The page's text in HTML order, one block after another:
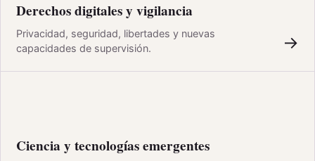
Derechos digitales y vigilancia
Privacidad, seguridad, libertades y nuevas
capacidades de supervisión.
→
Ciencia y tecnologías emergentes